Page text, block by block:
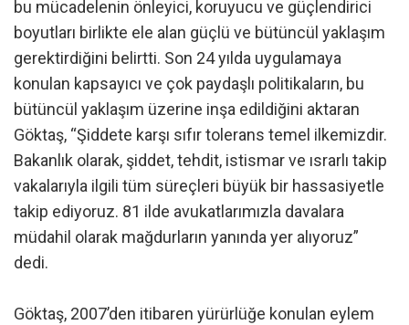
bu mücadelenin önleyici, koruyucu ve güçlendirici
boyutları birlikte ele alan güçlü ve bütüncül yaklaşım
gerektirdiğini belirtti. Son 24 yılda uygulamaya
konulan kapsayıcı ve çok paydaşlı politikaların, bu
bütüncül yaklaşım üzerine inşa edildiğini aktaran
Göktaş, “Şiddete karşı sıfır tolerans temel ilkemizdir.
Bakanlık olarak, şiddet, tehdit, istismar ve ısrarlı takip
vakalarıyla ilgili tüm süreçleri büyük bir hassasiyetle
takip ediyoruz. 81 ilde avukatlarımızla davalara
müdahil olarak mağdurların yanında yer alıyoruz”
dedi.
Göktaş, 2007’den itibaren yürürlüğe konulan eylem